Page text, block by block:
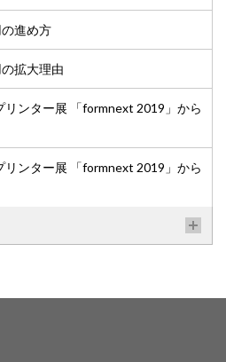
進め方
拡大理由
リンター展 「formnext 2019」から
リンター展 「formnext 2019」から